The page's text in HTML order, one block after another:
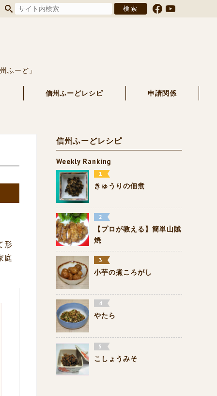
ふーど」
信州ふーどレシピ 申請関係
形
庭
信州ふーどレシピ
Weekly Ranking
きゅうりの佃煮
【プロが教える】簡単山賊
焼
小芋の煮ころがし
やたら
こしょうみそ